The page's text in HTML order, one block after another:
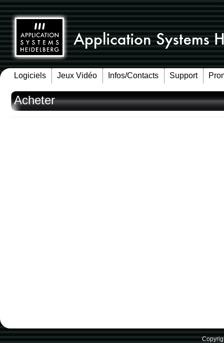
Logiciels Jeux Vidéo Infos/Contacts Support
Acheter